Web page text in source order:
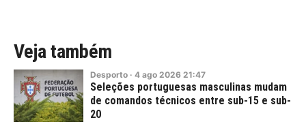
Veja também
Desporto · 4 ago 2026 21:47
Seleções portuguesas masculinas mudam
de comandos técnicos entre sub-15 e sub-
20